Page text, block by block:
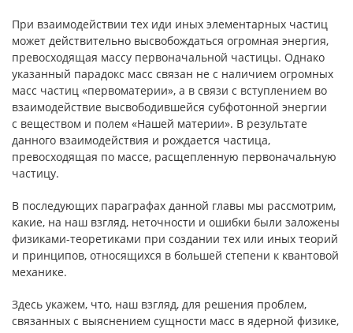
При взаимодействии тех иди иных элементарных частиц
может действительно высвобождаться огромная энергия,
превосходящая массу первоначальной частицы. Однако
указанный парадокс масс связан не с наличием огромных
масс частиц «первоматерии», а в связи с вступлением во
взаимодействие высвободившейся субфотонной энергии
с веществом и полем «Нашей материи». В результате
данного взаимодействия и рождается частица,
превосходящая по массе, расщепленную первоначальную
частицу.
В последующих параграфах данной главы мы рассмотрим,
какие, на наш взгляд, неточности и ошибки были заложены
физиками-теоретиками при создании тех или иных теорий
и принципов, относящихся в большей степени к квантовой
механике.
Здесь укажем, что, наш взгляд, для решения проблем,
связанных с выяснением сущности масс в ядерной физике,